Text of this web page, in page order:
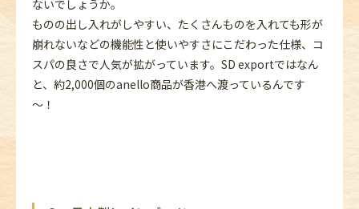
ないでしょうか。
ものの出し入れがしやすい、たくさんものを入れても形が
崩れないなどの機能性と使いやすさにこだわった仕様、コ
スパの良さで人気が拡がっています。SD exportではなん
と、約2,000個のanello商品が香港へ渡っているんです
～！